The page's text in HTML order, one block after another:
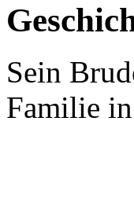
Sein
Familie